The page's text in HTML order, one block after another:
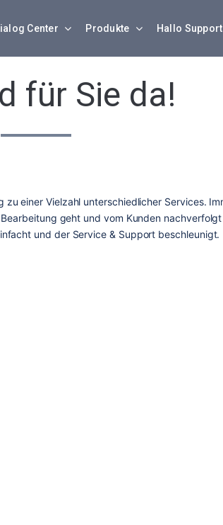
Center Produkte Hallo Support
für Sie da!